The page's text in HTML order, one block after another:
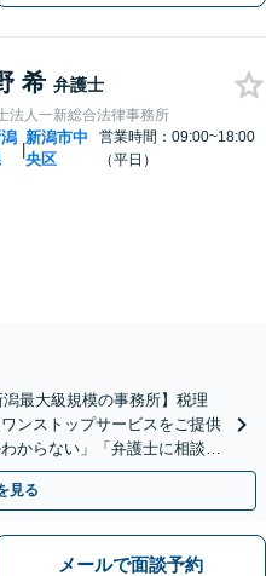
希 弁護士
法人一新総合法律事務所
|
新潟市中
央区
営業時間：09:00~18:00
（平日）
最大級規模の事務所】税理
ンストップサービスをご提供
からない」「弁護士に相談し
ご相談ください
見る
メールで面談予約